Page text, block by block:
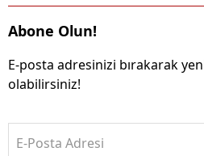
Abone Olun!
E-posta adresinizi bırakarak
olabilirsiniz!
E-Posta Adresi